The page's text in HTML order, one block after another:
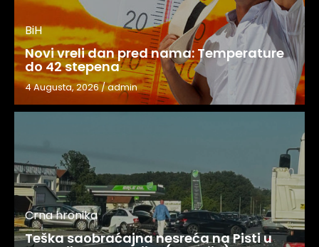
BiH
Novi vreli dan pred nama: Temperature
do 42 stepena
4 Augusta, 2026/admin
Crna hronika
Teška saobraćajna nesreća na Pisti u